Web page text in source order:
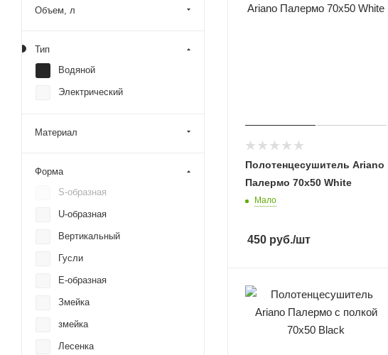
Полотенцесушитель Ariano
Палермо 70х50 White
Мало
450 руб./шт
Объем, л
Тип
Водяной
Электрический
Материал
Форма
S-образная
U-образная
Вертикальный
Гусли
Е-образная
Змейка
змейка
Лесенка